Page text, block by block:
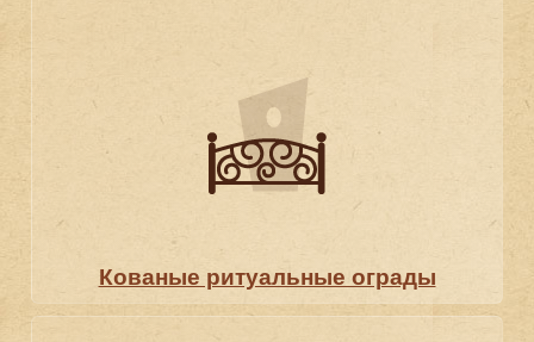
Кованые ритуальные ограды